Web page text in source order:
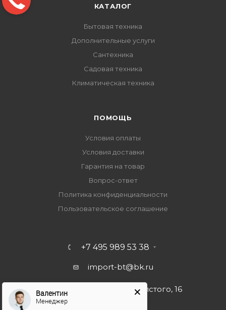
КАТАЛОГ
Бытовая техника
Дополнительные услуги
Сантехника
Садовая техника
Климатическая техника
ПОМОЩЬ
Условия оплаты
Условия доставки
Гарантия на товар
Вопрос-ответ
Политика конфиденциальности
Пользовательское соглашение
+7 495 989 53 38
import-bt@bk.ru
г. Москва, ул. Льва Толстого, 16
Валентин
Менеджер